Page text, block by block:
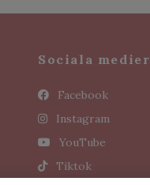
Sociala medier
Facebook
Instagram
YouTube
Tiktok